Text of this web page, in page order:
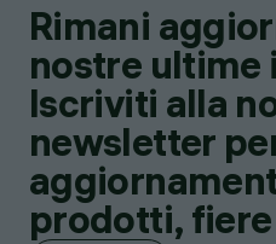
Rimani
nostre ultime
Iscriviti alla
newsletter
prodotti,